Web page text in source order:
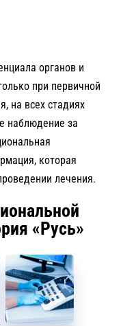
органов и
при первичной
на всех стадиях
наблюдение за
которая
лечения.
«Русь»